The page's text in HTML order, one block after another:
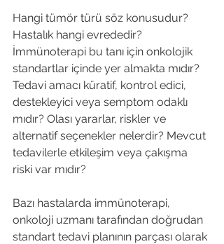
Hangi tümör türü söz konusudur?
Hastalık hangi evrededir?
İmmünoterapi bu tanı için onkolojik
standartlar içinde yer almakta mıdır?
Tedavi amacı küratif, kontrol edici,
destekleyici veya semptom odaklı
mıdır? Olası yararlar, riskler ve
alternatif seçenekler nelerdir? Mevcut
tedavilerle etkileşim veya çakışma
riski var mıdır?
Bazı hastalarda immünoterapi,
onkoloji uzmanı tarafından doğrudan
standart tedavi planının parçası olarak